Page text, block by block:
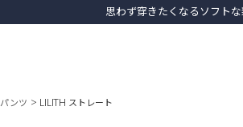
思わず穿きたくなるソフト
パンツ LILITH ストレート